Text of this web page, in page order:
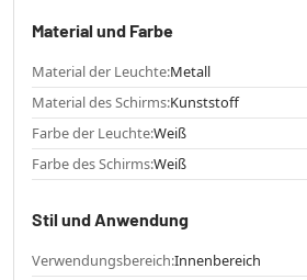
Material und Farbe
Material der Leuchte:Metall
Material des Schirms:Kunststoff
Farbe der Leuchte:Weiß
Farbe des Schirms:Weiß
Stil und Anwendung
Verwendungsbereich:Innenbereich